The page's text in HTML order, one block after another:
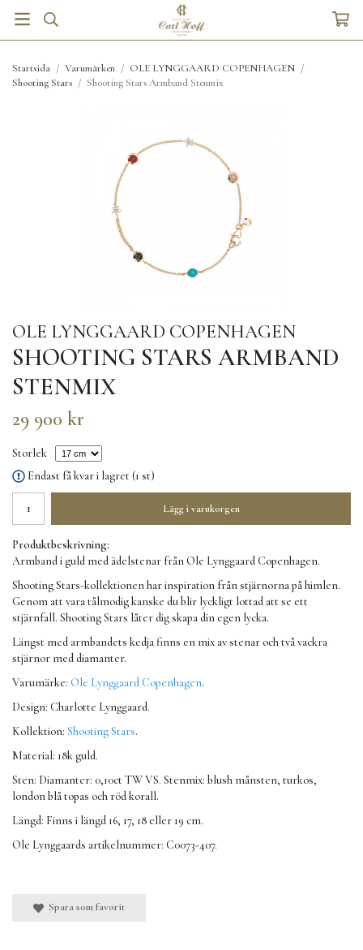
Startsida / Varumärken / OLE LYNGGAARD COPENHAGEN /
Shooting Stars / Shooting Stars Armband Stenmix
OLE LYNGGAARD COPENHAGEN
SHOOTING STARS ARMBAND
STENMIX
29 900 kr
Storlek
Endast få kvar i lagret (1 st)
Lägg i varukorgen
Produktbeskrivning:
Armband i guld med ädelstenar från Ole Lynggaard Copenhagen.
Shooting Stars-kollektionen har inspiration från stjärnorna på himlen.
Genom att vara tålmodig kanske du blir lyckligt lottad att se ett
stjärnfall. Shooting Stars låter dig skapa din egen lycka.
Längst med armbandets kedja finns en mix av stenar och två vackra
stjärnor med diamanter.
Varumärke: Ole Lynggaard Copenhagen.
Design: Charlotte Lynggaard.
Kollektion: Shooting Stars.
Material: 18k guld.
Sten: Diamanter: 0,10ct TW VS. Stenmix: blush månsten, turkos,
london blå topas och röd korall.
Längd: Finns i längd 16, 17, 18 eller 19 cm.
Ole Lynggaards artikelnummer: C0073-407.
Spara som favorit